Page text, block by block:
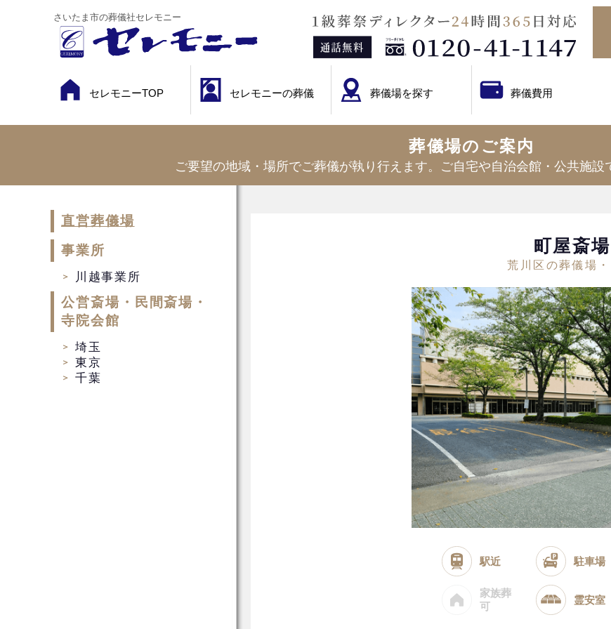
さいたま市の葬儀社セレモニー
セレモニーTOP セレモニーの葬儀 葬儀場を探す 葬儀費用
葬儀場のご案内
ご要望の地域・場所でご葬儀が執り行えます。ご自宅や自治会館・公共施設
直営葬儀場
事業所
川越事業所
公営斎場・民間斎場・
寺院会館
埼玉
東京
千葉
町屋斎場
荒川区の葬儀場
駅近 駐車場
家族葬
可
霊安室